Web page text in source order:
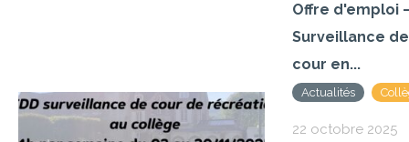
Offre d'emploi
Surveillance de
cour en...
Actualités
22 octobre 2025